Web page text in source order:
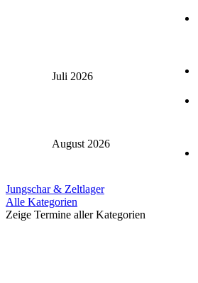
Juli 2026
August 2026
Pagination
List
Limit
Jungschar & Zeltlager
Alle Kategorien
Zeige Termine aller Kategorien